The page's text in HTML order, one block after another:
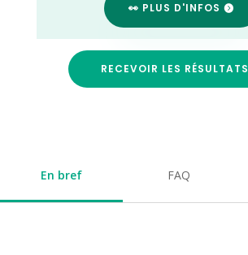
👀 PLUS D'INFOS
RECEVOIR LES RÉSULTATS
En bref FAQ